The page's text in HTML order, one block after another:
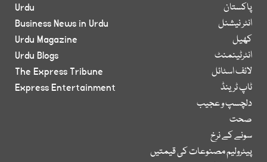
پاکستان
انٹر نیشنل
کھیل
انٹرٹینمنٹ
لائف اسٹائل
ٹاپ ٹرینڈ
دلچسپ و عجیب
صحت
سونے کے نرخ
پیٹرولیم مصنوعات کی قیمتیں
Urdu
Business News in Urdu
Urdu Magazine
Urdu Blogs
The Express Tribune
Express Entertainment